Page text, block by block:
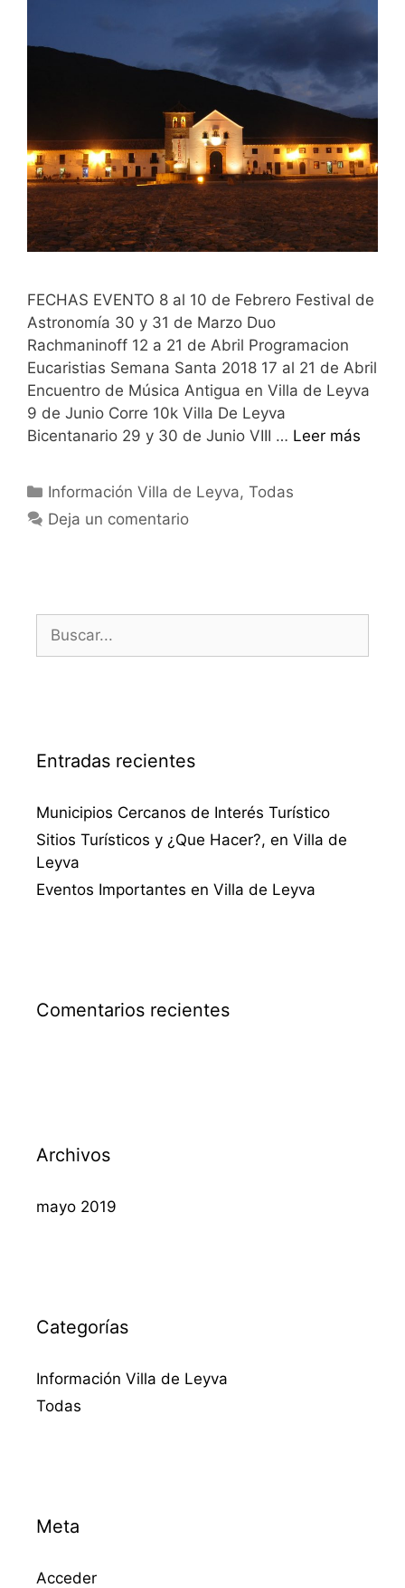
FECHAS EVENTO 8 al 10 de Febrero Festival de
Astronomía 30 y 31 de Marzo Duo
Rachmaninoff 12 a 21 de Abril Programacion
Eucaristias Semana Santa 2018 17 al 21 de Abril
Encuentro de Música Antigua en Villa de Leyva
9 de Junio Corre 10k Villa De Leyva
Bicentanario 29 y 30 de Junio VIII … Leer más
Categorías
Información Villa de Leyva,Todas
Deja un comentario
Entradas recientes
Municipios Cercanos de Interés Turístico
Sitios Turísticos y ¿Que Hacer?, en Villa de
Leyva
Eventos Importantes en Villa de Leyva
Comentarios recientes
Archivos
mayo 2019
Categorías
Información Villa de Leyva
Todas
Meta
Acceder